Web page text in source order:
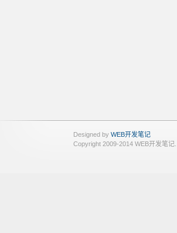
Designed by WEB开发笔记
Copyright 2009-2014 WEB开发笔